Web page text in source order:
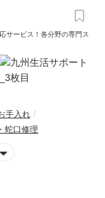
サービス！各分野の専門ス
手入れ
蛇口修理